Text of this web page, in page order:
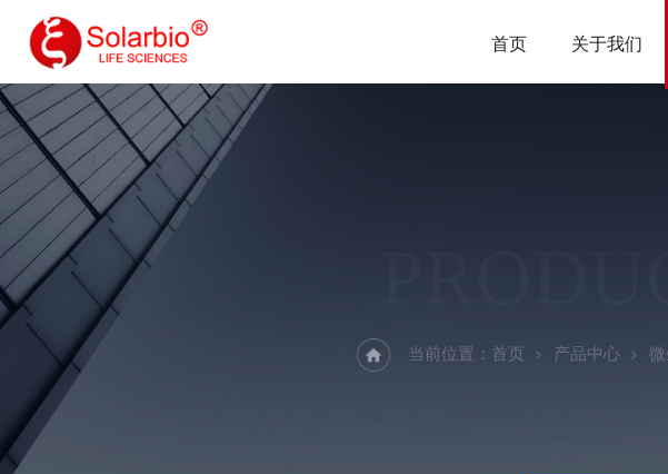
首页 关于我们
当前位置： 首页 产品中心